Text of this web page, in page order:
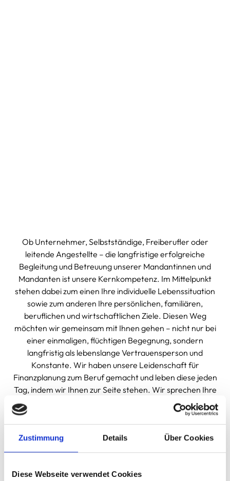
Zustimmung Details Über Cookies
Diese Webseite verwendet Cookies
Ob Unternehmer, Selbstständige, Freiberufler oder
leitende Angestellte – die langfristige erfolgreiche
Begleitung und Betreuung unserer Mandantinnen und
Mandanten ist unsere Kernkompetenz. Im Mittelpunkt
stehen dabei zum einen Ihre individuelle Lebenssituation
sowie zum anderen Ihre persönlichen, familiären,
beruflichen und wirtschaftlichen Ziele. Diesen Weg
möchten wir gemeinsam mit Ihnen gehen – nicht nur bei
einer einmaligen, flüchtigen Begegnung, sondern
langfristig als lebenslange Vertrauensperson und
Konstante. Wir haben unsere Leidenschaft für
Finanzplanung zum Beruf gemacht und leben diese jeden
Tag, indem wir Ihnen zur Seite stehen. Wir sprechen Ihre
Sprache und setzen uns restlos für Ihre Interessen ein.
ZUR FINANZPLANUNG